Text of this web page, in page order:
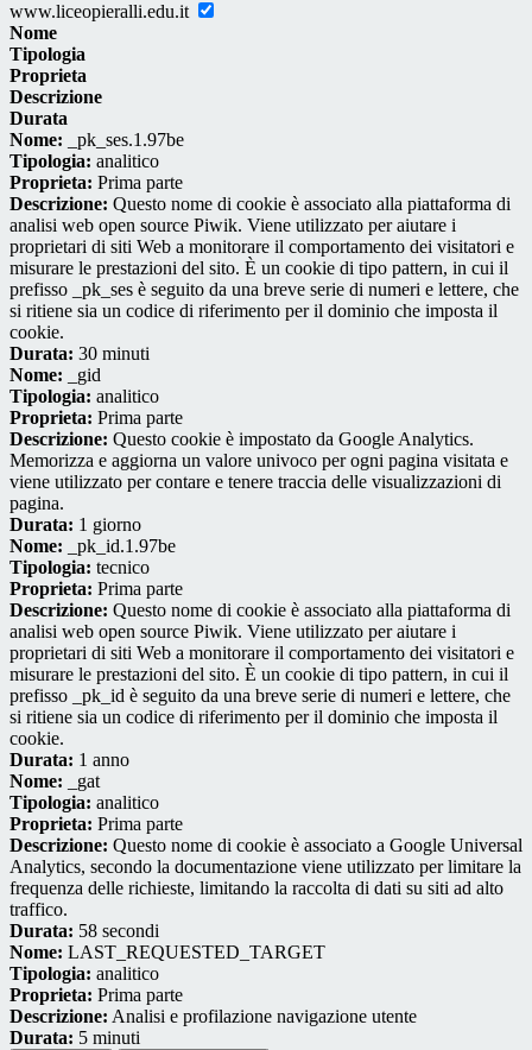
www.liceopieralli.edu.it
Nome
Tipologia
Proprieta
Descrizione
Durata
Nome: _pk_ses.1.97be
Tipologia: analitico
Proprieta: Prima parte
Descrizione: Questo nome di cookie è associato alla piattaforma di
analisi web open source Piwik. Viene utilizzato per aiutare i
proprietari di siti Web a monitorare il comportamento dei visitatori e
misurare le prestazioni del sito. È un cookie di tipo pattern, in cui il
prefisso _pk_ses è seguito da una breve serie di numeri e lettere, che
si ritiene sia un codice di riferimento per il dominio che imposta il
cookie.
Durata: 30 minuti
Nome: _gid
Tipologia: analitico
Proprieta: Prima parte
Descrizione: Questo cookie è impostato da Google Analytics.
Memorizza e aggiorna un valore univoco per ogni pagina visitata e
viene utilizzato per contare e tenere traccia delle visualizzazioni di
pagina.
Durata: 1 giorno
Nome: _pk_id.1.97be
Tipologia: tecnico
Proprieta: Prima parte
Descrizione: Questo nome di cookie è associato alla piattaforma di
analisi web open source Piwik. Viene utilizzato per aiutare i
proprietari di siti Web a monitorare il comportamento dei visitatori e
misurare le prestazioni del sito. È un cookie di tipo pattern, in cui il
prefisso _pk_id è seguito da una breve serie di numeri e lettere, che
si ritiene sia un codice di riferimento per il dominio che imposta il
cookie.
Durata: 1 anno
Nome: _gat
Tipologia: analitico
Proprieta: Prima parte
Descrizione: Questo nome di cookie è associato a Google Universal
Analytics, secondo la documentazione viene utilizzato per limitare la
frequenza delle richieste, limitando la raccolta di dati su siti ad alto
traffico.
Durata: 58 secondi
Nome: LAST_REQUESTED_TARGET
Tipologia: analitico
Proprieta: Prima parte
Descrizione: Analisi e profilazione navigazione utente
Durata: 5 minuti